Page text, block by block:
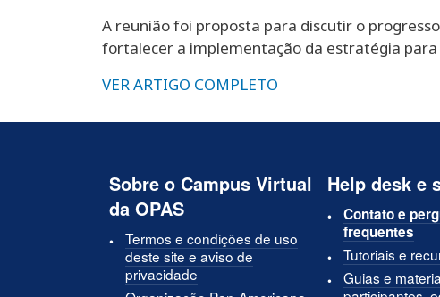
A reunião foi proposta para discutir o
fortalecer a implementação da estratégia para
VER ARTIGO COMPLETO
Sobre o Campus Virtual
da OPAS
Termos e condições de uso
deste site e aviso de
privacidade
Help desk e
Contato e
frequentes
Tutoriais e
Guias e